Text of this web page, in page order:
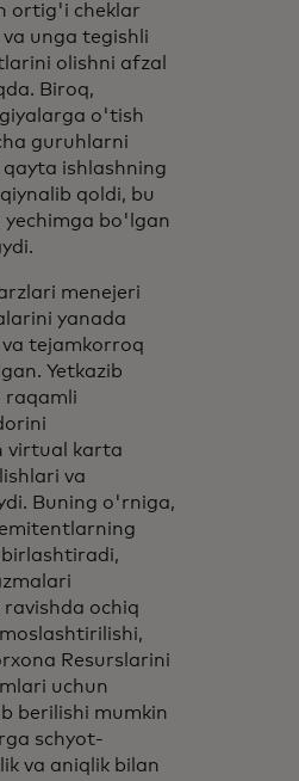
ortig'i cheklar
unga tegishli
olishni afzal
Biroq,
o'tish
guruhlarni
ishlashning
qoldi, bu
bo'lgan
menejeri
yanada
tejamkorroq
Yetkazib
raqamli
virtual karta
va
Buning o'rniga,
ochiq
Resurslarini
uchun
berilishi mumkin
schyot-
va aniqlik bilan